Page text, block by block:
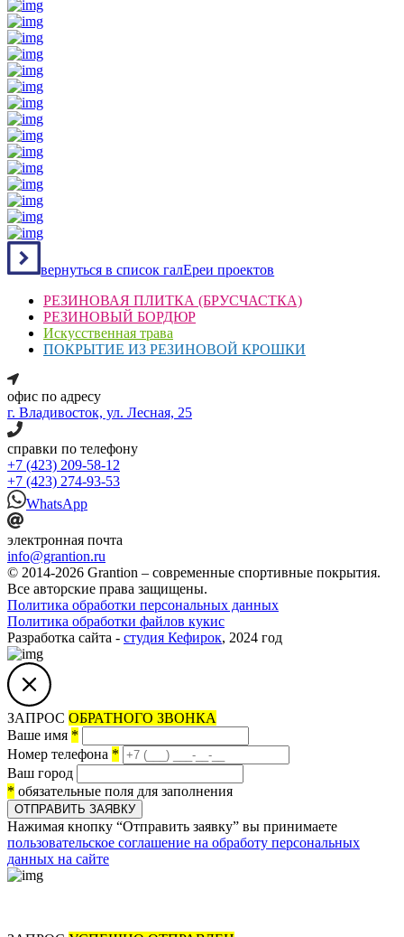
вернуться в список галЕреи проектов
РЕЗИНОВАЯ ПЛИТКА (БРУСЧАСТКА)
РЕЗИНОВЫЙ БОРДЮР
Искусственная трава
ПОКРЫТИЕ ИЗ РЕЗИНОВОЙ КРОШКИ
офис по адресу
г. Владивосток, ул. Лесная, 25
справки по телефону
+7 (423) 209-58-12
+7 (423) 274-93-53
WhatsApp
электронная почта
info@grantion.ru
© 2014-2026 Grantion – современные спортивные покрытия.
Все авторские права защищены.
Политика обработки персональных данных
Политика обработки файлов кукис
Разработка сайта - студия Кефирок, 2024 год
ЗАПРОС ОБРАТНОГО ЗВОНКА
Ваше имя *
Номер телефона *
Ваш город
* обязательные поля для заполнения
ОТПРАВИТЬ ЗАЯВКУ
Нажимая кнопку “Отправить заявку” вы принимаете
пользовательское соглашение на обработу персональных
данных на сайте